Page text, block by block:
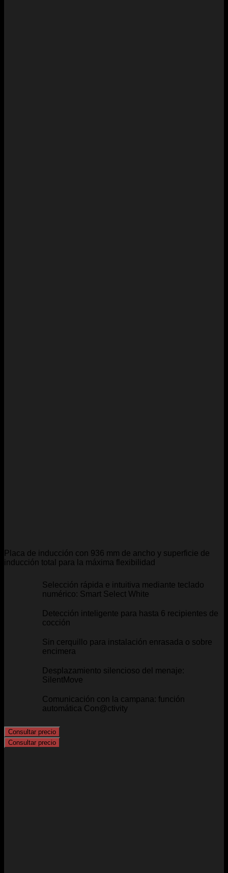
Placa de inducción con 936 mm de ancho y superficie de
inducción total para la máxima flexibilidad
Selección rápida e intuitiva mediante teclado
numérico: Smart Select White
Detección inteligente para hasta 6 recipientes de
cocción
Sin cerquillo para instalación enrasada o sobre
encimera
Desplazamiento silencioso del menaje:
SilentMove
Comunicación con la campana: función
automática Con@ctivity
Consultar precio
Consultar precio